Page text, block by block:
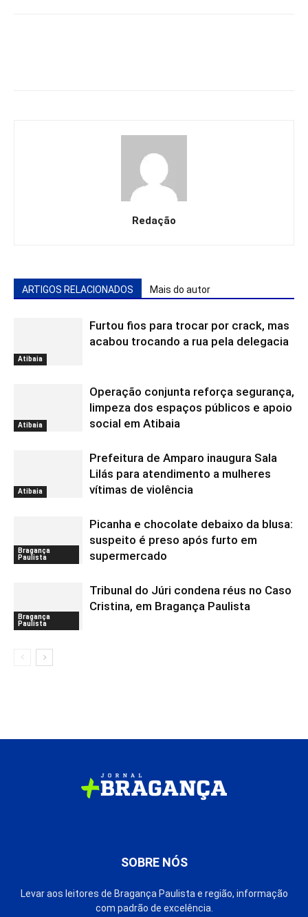
Redação
ARTIGOS RELACIONADOS Mais do autor
Atibaia
Furtou fios para trocar por crack, mas
acabou trocando a rua pela delegacia
Atibaia
Operação conjunta reforça segurança,
limpeza dos espaços públicos e apoio
social em Atibaia
Atibaia
Prefeitura de Amparo inaugura Sala
Lilás para atendimento a mulheres
vítimas de violência
Bragança
Paulista
Picanha e chocolate debaixo da blusa:
suspeito é preso após furto em
supermercado
Bragança
Paulista
Tribunal do Júri condena réus no Caso
Cristina, em Bragança Paulista
SOBRE NÓS
Levar aos leitores de Bragança Paulista e região, informação
com padrão de excelência.